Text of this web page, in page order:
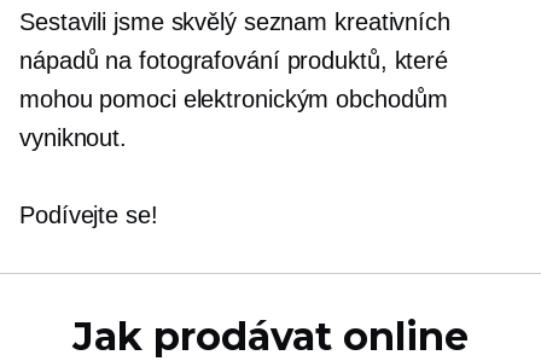
Sestavili jsme skvělý seznam kreativních
nápadů na fotografování produktů, které
mohou pomoci elektronickým obchodům
vyniknout.
Podívejte se!
Jak prodávat online